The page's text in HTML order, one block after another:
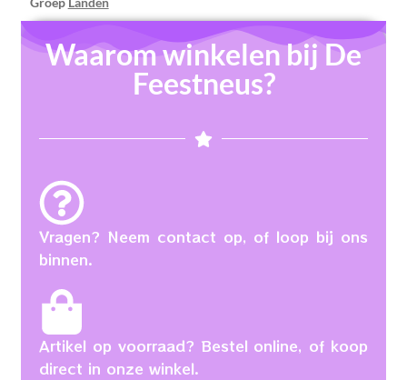
Waarom winkelen bij De
Feestneus?
Vragen? Neem contact op, of loop bij ons
binnen.
Artikel op voorraad? Bestel online, of koop
direct in onze winkel.